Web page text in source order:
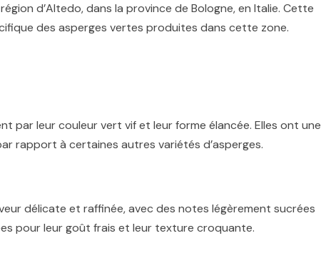
d’Altedo, dans la province de Bologne, en Italie. Cette
des asperges vertes produites dans cette zone.
par leur couleur vert vif et leur forme élancée. Elles ont une
rapport à certaines autres variétés d’asperges.
délicate et raffinée, avec des notes légèrement sucrées
pour leur goût frais et leur texture croquante.